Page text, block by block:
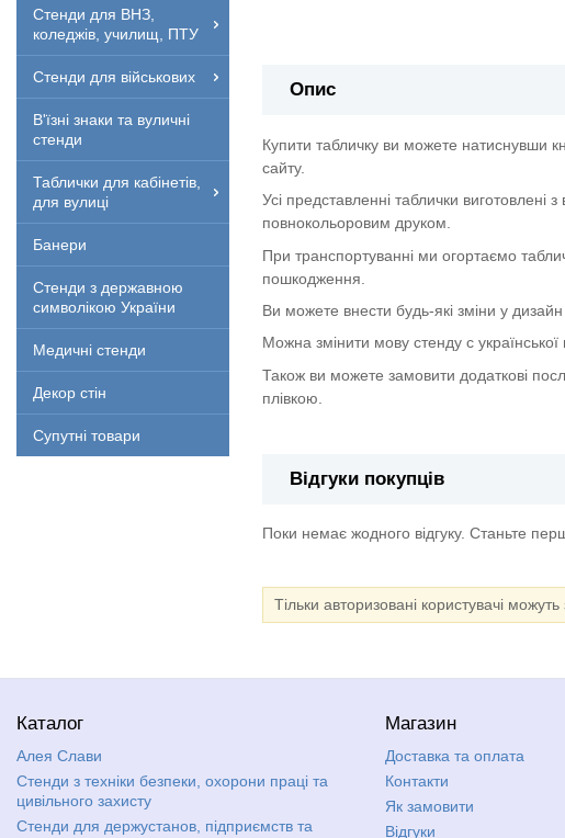
Стенди для ВНЗ,
коледжів, училищ, ПТУ
Стенди для військових
В'їзні знаки та вуличні
стенди
Таблички для кабінетів,
для вулиці
Банери
Стенди з державною
символікою України
Медичні стенди
Декор стін
Супутні товари
Опис
Купити табличку ви можете натиснувши
сайту.
Усі представленні таблички
повнокольоровим друком.
При транспортуванні ми огортаємо
пошкодження.
Ви можете внести будь-які зміни у
Можна змінити мову стенду с української
Також ви можете замовити додаткові
плівкою.
Відгуки покупців
Поки немає жодного відгуку. Станьте
Тільки авторизовані користувачі
Каталог
Алея Слави
Стенди з техніки безпеки, охорони праці та
цивільного захисту
Стенди для держустанов, підприємств та
Магазин
Доставка та оплата
Контакти
Як замовити
Відгуки